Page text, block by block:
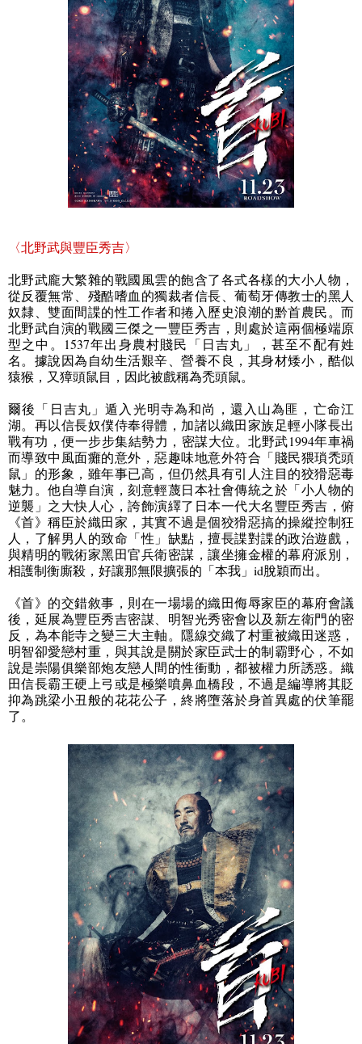
〈北野武與豐臣秀吉〉
北野武龐大繁雜的戰國風雲的飽含了各式各樣的大小人物，
從反覆無常、殘酷嗜血的獨裁者信長、葡萄牙傳教士的黑人
奴隸、雙面間諜的性工作者和捲入歷史浪潮的黔首農民。而
北野武自演的戰國三傑之一豐臣秀吉，則處於這兩個極端原
型之中。
1537年出身農村賤民「日吉丸」，甚至不配有姓
名。據說因為自幼生活艱辛、營養不良，其身材矮小，酷似
猿猴，又獐頭鼠目，因此被戲稱為禿頭鼠。
爾後「日吉丸」遁入光明寺為和尚，還入山為匪，亡命江
湖。再以信長奴僕侍奉得體，加諸以織田家族足輕小隊長出
戰有功，便一步步集結勢力，密謀大位。北野武1994年車禍
而導致中風面癱的意外，惡趣味地意外符合「賤民猥瑣禿頭
鼠」的形象，雖年事已高，但仍然具有引人注目的狡猾惡毒
魅力。他自導自演，刻意輕蔑日本社會傳統之於「小人物的
逆襲」之大快人心，誇飾演繹了日本一代大名豐臣秀吉，俯
《首》稱臣於織田家，其實不過是個狡猾惡搞的操縱控制狂
人，了解男人的致命「性」缺點，擅長諜對諜的政治遊戲，
與精明的戰術家黑田官兵衛密謀，讓坐擁金權的幕府派別，
相護制衡廝殺，好讓那無限擴張的「本我」 id脫穎而出。
《首》的交錯敘事，則在一場場的織田侮辱家臣的幕府會議
後，延展為豐臣秀吉密謀、明智光秀密會以及新左衛門的密
反，為本能寺之變三大主軸。隱線交織了村重被織田迷惑，
明智卻愛戀村重，與其說是關於家臣武士的制霸野心，不如
說是崇陽俱樂部炮友戀人間的性衝動，都被權力所誘惑。織
田信長霸王硬上弓或是極樂噴鼻血橋段，不過是編導將其貶
抑為跳梁小丑般的花花公子，終將墮落於身首異處的伏筆罷
了。